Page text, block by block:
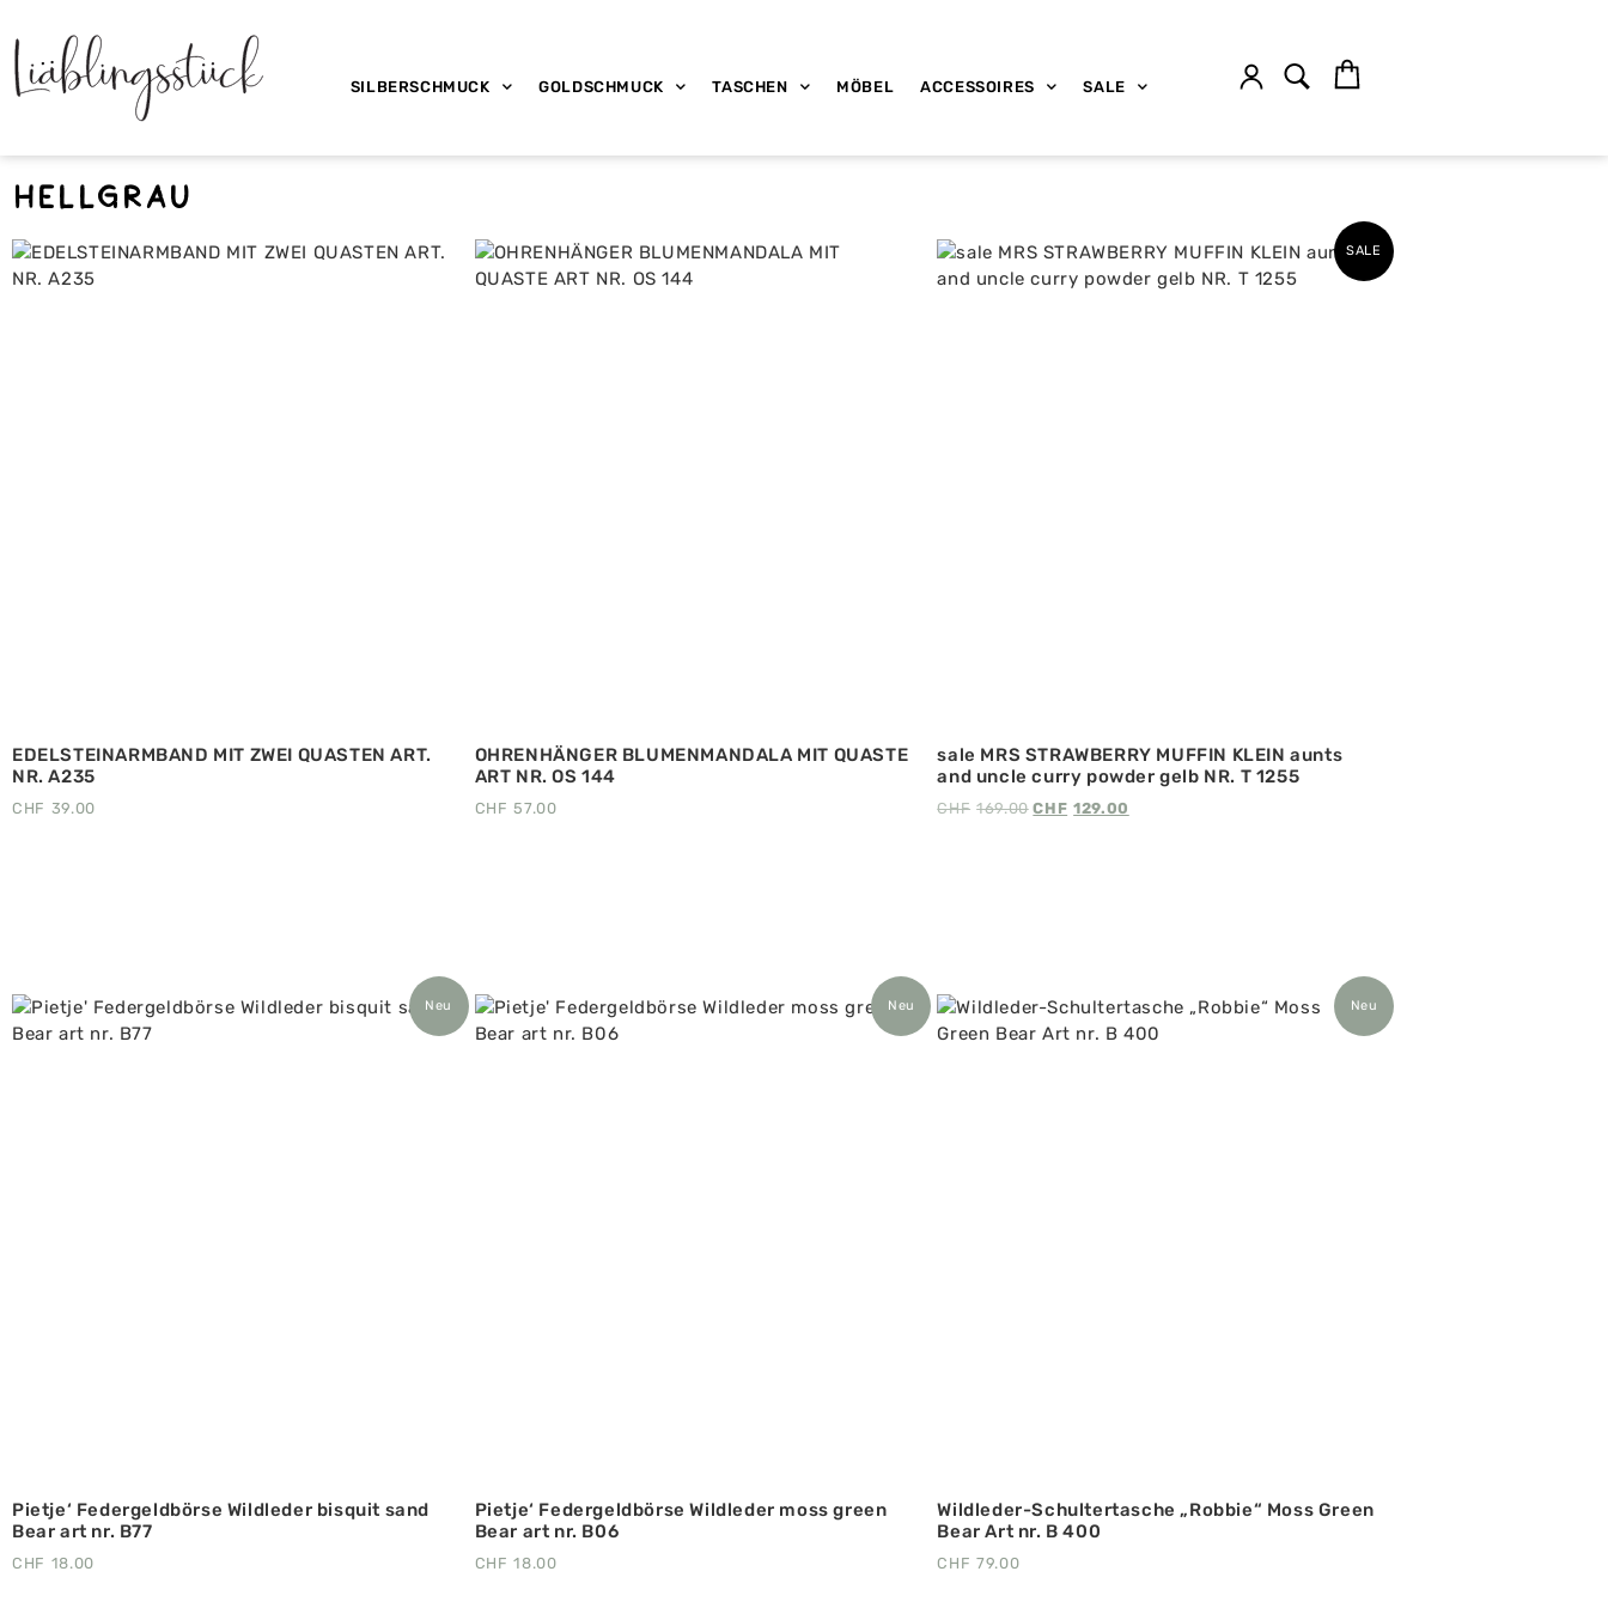
SILBERSCHMUCK GOLDSCHMUCK TASCHEN MÖBEL ACCESSOIRES SALE
hellgrau
EDELSTEINARMBAND MIT ZWEI QUASTEN ART.
NR. A235
CHF 39.00
OHRENHÄNGER BLUMENMANDALA MIT QUASTE
ART NR. OS 144
CHF 57.00
SALE
sale MRS STRAWBERRY MUFFIN KLEIN aunts
and uncle curry powder gelb NR. T 1255
CHF 169.00 CHF 129.00
Neu
Pietje‘ Federgeldbörse Wildleder bisquit sand
Bear art nr. B77
CHF 18.00
Neu
Pietje‘ Federgeldbörse Wildleder moss green
Bear art nr. B06
CHF 18.00
Neu
Wildleder-Schultertasche „Robbie“ Moss Green
Bear Art nr. B 400
CHF 79.00